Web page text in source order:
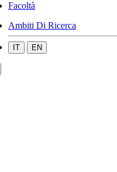
Facoltà
Ambiti Di Ricerca
IT EN